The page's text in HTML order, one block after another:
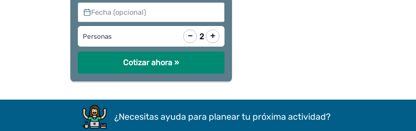
Fecha (opcional)
Personas − 2 +
Cotizar ahora »
¿Necesitas ayuda para planear tu próxima actividad?